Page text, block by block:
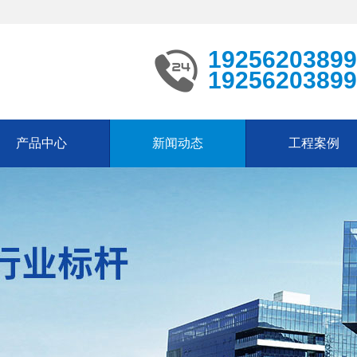
19256203899
19256203899
产品中心 新闻动态 工程案例